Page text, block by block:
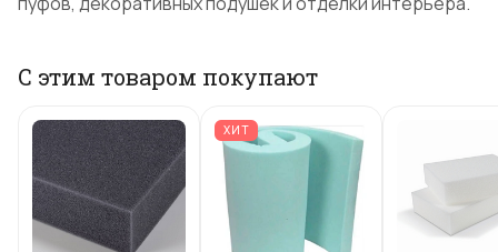
С этим товаром покупают
ХИТ